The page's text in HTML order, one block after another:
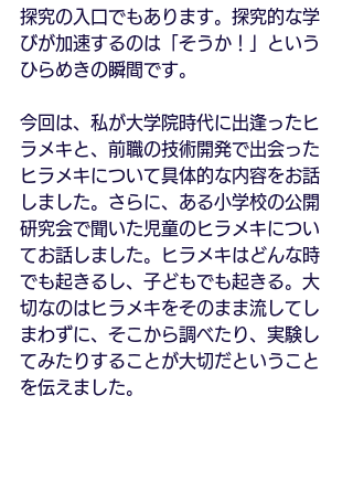
探究の入口でもあります。探究的な学
びが加速するのは「そうか！」という
ひらめきの瞬間です。
今回は、私が大学院時代に出逢ったヒ
ラメキと、前職の技術開発で出会った
ヒラメキについて具体的な内容をお話
しました。さらに、ある小学校の公開
研究会で聞いた児童のヒラメキについ
てお話しました。ヒラメキはどんな時
でも起きるし、子どもでも起きる。大
切なのはヒラメキをそのまま流してし
まわずに、そこから調べたり、実験し
てみたりすることが大切だということ
を伝えました。